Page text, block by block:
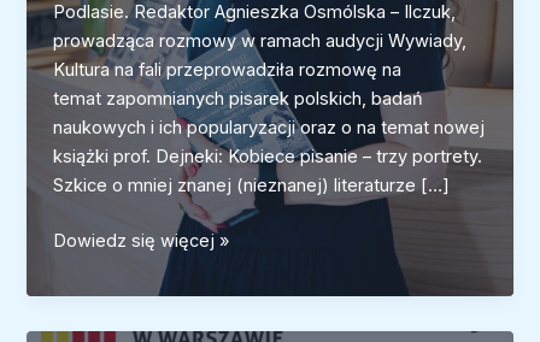
Podlasie. Redaktor Agnieszka Osmólska – Ilczuk,
prowadząca rozmowy w ramach audycji Wywiady,
Kultura na fali przeprowadziła rozmowę na
temat zapomnianych pisarek polskich, badań
naukowych i ich popularyzacji oraz o na temat nowej
książki prof. Dejneki: Kobiece pisanie – trzy portrety.
Szkice o mniej znanej (nieznanej) literaturze […]
Rozmowa
dr
hab.
Dowiedz się więcej »